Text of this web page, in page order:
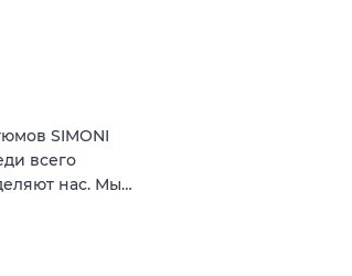
SIMONI
всего
нас. Мы…